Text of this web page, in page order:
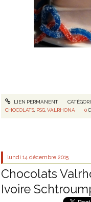
LIEN PERMANENT
CHOCOLATS PSG ,VALRHONA 0
lundi 14 décembre 2015
Chocolats
Ivoire